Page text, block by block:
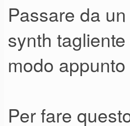
Passare da
synth
modo
Per fare